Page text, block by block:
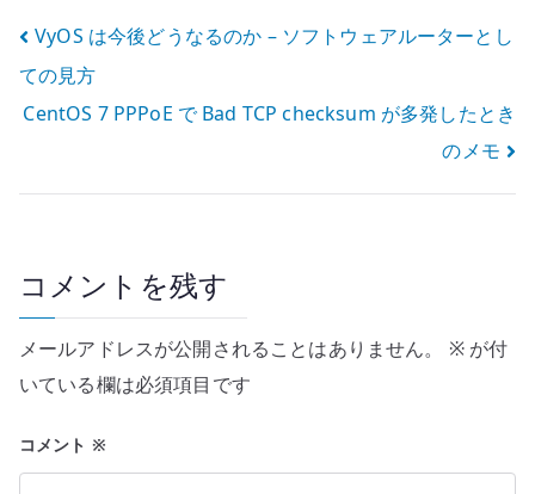
投
稿
ナ
ビ
ー
シ
ョ
ン
VyOS は今後どうなるのか – ソフトウェアルーターとし
ての見方
CentOS 7 PPPoE で Bad TCP checksum が多発したとき
のメモ
コメントを残す
メールアドレスが公開されることはありません。 ※が付
いている欄は必須項目です
コメント ※